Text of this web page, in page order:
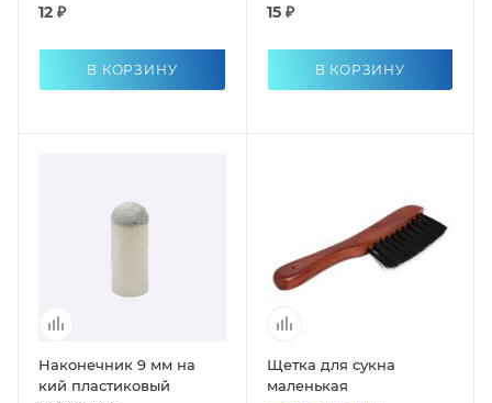
12 ₽
В КОРЗИНУ
15 ₽
В КОРЗИНУ
Наконечник 9 мм на
кий пластиковый
Щетка для сукна
маленькая